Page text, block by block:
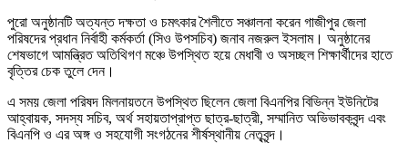
পুরো অনুষ্ঠানটি অত্যন্ত দক্ষতা ও চমৎকার শৈলীতে সঞ্চালনা করেন গাজীপুর জেলা
পরিষদের প্রধান নির্বাহী কর্মকর্তা (সিও উপসচিব) জনাব নজরুল ইসলাম। অনুষ্ঠানের
শেষভাগে আমন্ত্রিত অতিথিগণ মঞ্চে উপস্থিত হয়ে মেধাবী ও অসচ্ছল শিক্ষার্থীদের হাতে
বৃত্তির চেক তুলে দেন।
এ সময় জেলা পরিষদ মিলনায়তনে উপস্থিত ছিলেন জেলা বিএনপির বিভিন্ন ইউনিটের
আহ্বায়ক, সদস্য সচিব, অর্থ সহায়তাপ্রাপ্ত ছাত্র-ছাত্রী, সম্মানিত অভিভাবকবৃন্দ এবং
বিএনপি ও এর অঙ্গ ও সহযোগী সংগঠনের শীর্ষস্থানীয় নেতৃবৃন্দ।